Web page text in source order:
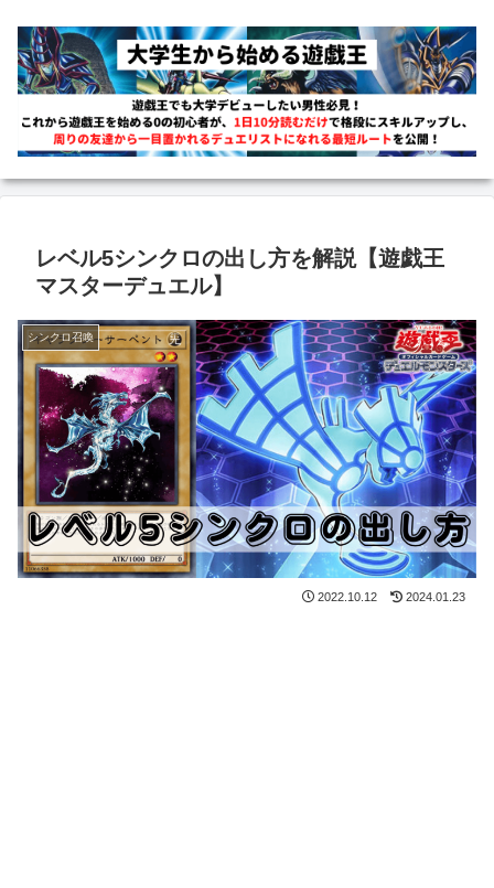
レベル5シンクロの出し方を解説【遊戯王
マスターデュエル】
シンクロ召喚
2022.10.12 2024.01.23